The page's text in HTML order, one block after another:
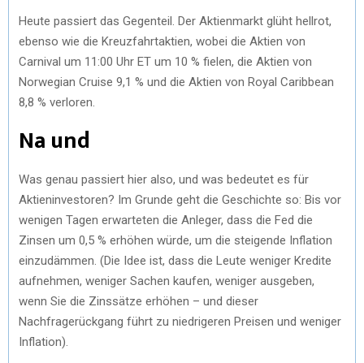
Heute passiert das Gegenteil. Der Aktienmarkt glüht hellrot,
ebenso wie die Kreuzfahrtaktien, wobei die Aktien von
Carnival um 11:00 Uhr ET um 10 % fielen, die Aktien von
Norwegian Cruise 9,1 % und die Aktien von Royal Caribbean
8,8 % verloren.
Na und
Was genau passiert hier also, und was bedeutet es für
Aktieninvestoren? Im Grunde geht die Geschichte so: Bis vor
wenigen Tagen erwarteten die Anleger, dass die Fed die
Zinsen um 0,5 % erhöhen würde, um die steigende Inflation
einzudämmen. (Die Idee ist, dass die Leute weniger Kredite
aufnehmen, weniger Sachen kaufen, weniger ausgeben,
wenn Sie die Zinssätze erhöhen – und dieser
Nachfragerückgang führt zu niedrigeren Preisen und weniger
Inflation).